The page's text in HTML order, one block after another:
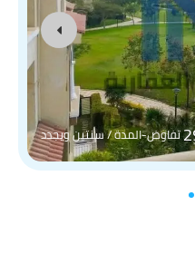
تفاوض-المدة / سنتين ويجدد